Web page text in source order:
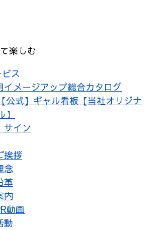
楽しむ
ス
イメージアップ総合カタログ
【公式】ギャル看板【当社オリジナ
】
サイン
挨拶
念
革
内
動画
動